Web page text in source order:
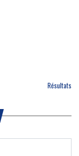
Résultats